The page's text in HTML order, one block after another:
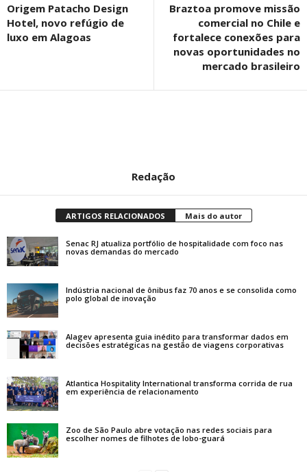
Origem Patacho Design
Hotel, novo refúgio de
luxo em Alagoas
Braztoa promove missão
comercial no Chile e
fortalece conexões para
novas oportunidades no
mercado brasileiro
Redação
ARTIGOS RELACIONADOS Mais do autor
Senac RJ atualiza portfólio de hospitalidade com foco nas
novas demandas do mercado
Indústria nacional de ônibus faz 70 anos e se consolida como
polo global de inovação
Alagev apresenta guia inédito para transformar dados em
decisões estratégicas na gestão de viagens corporativas
Atlantica Hospitality International transforma corrida de rua
em experiência de relacionamento
Zoo de São Paulo abre votação nas redes sociais para
escolher nomes de filhotes de lobo-guará